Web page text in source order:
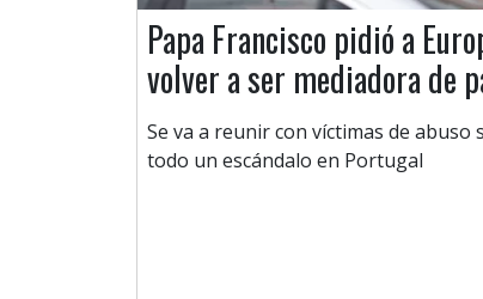
Papa Francisco pidió a
volver a ser mediadora de
Se va a reunir con víctimas de abuso
todo un escándalo en Portugal